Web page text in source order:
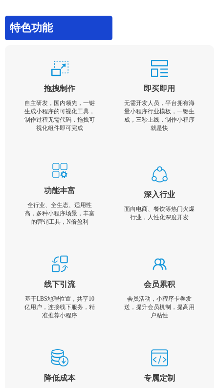
特色功能
拖拽制作
自主研发，国内领先，一键
生成小程序的可视化工具，
制作过程无需代码，拖拽可
视化组件即可完成
即买即用
无需开发人员，平台拥有海
量小程序行业模板，一键生
成，三秒上线，制作小程序
就是快
功能丰富
全行业、全生态、适用性
高，多种小程序场景，丰富
的营销工具，N倍盈利
深入行业
面向电商、餐饮等热门火爆
行业，人性化深度开发
线下引流
基于LBS地理位置，共享10
亿用户，连接线下服务，精
准推荐小程序
会员累积
会员活动，小程序卡券发
送，提升会员机制，提高用
户粘性
降低成本 专属定制